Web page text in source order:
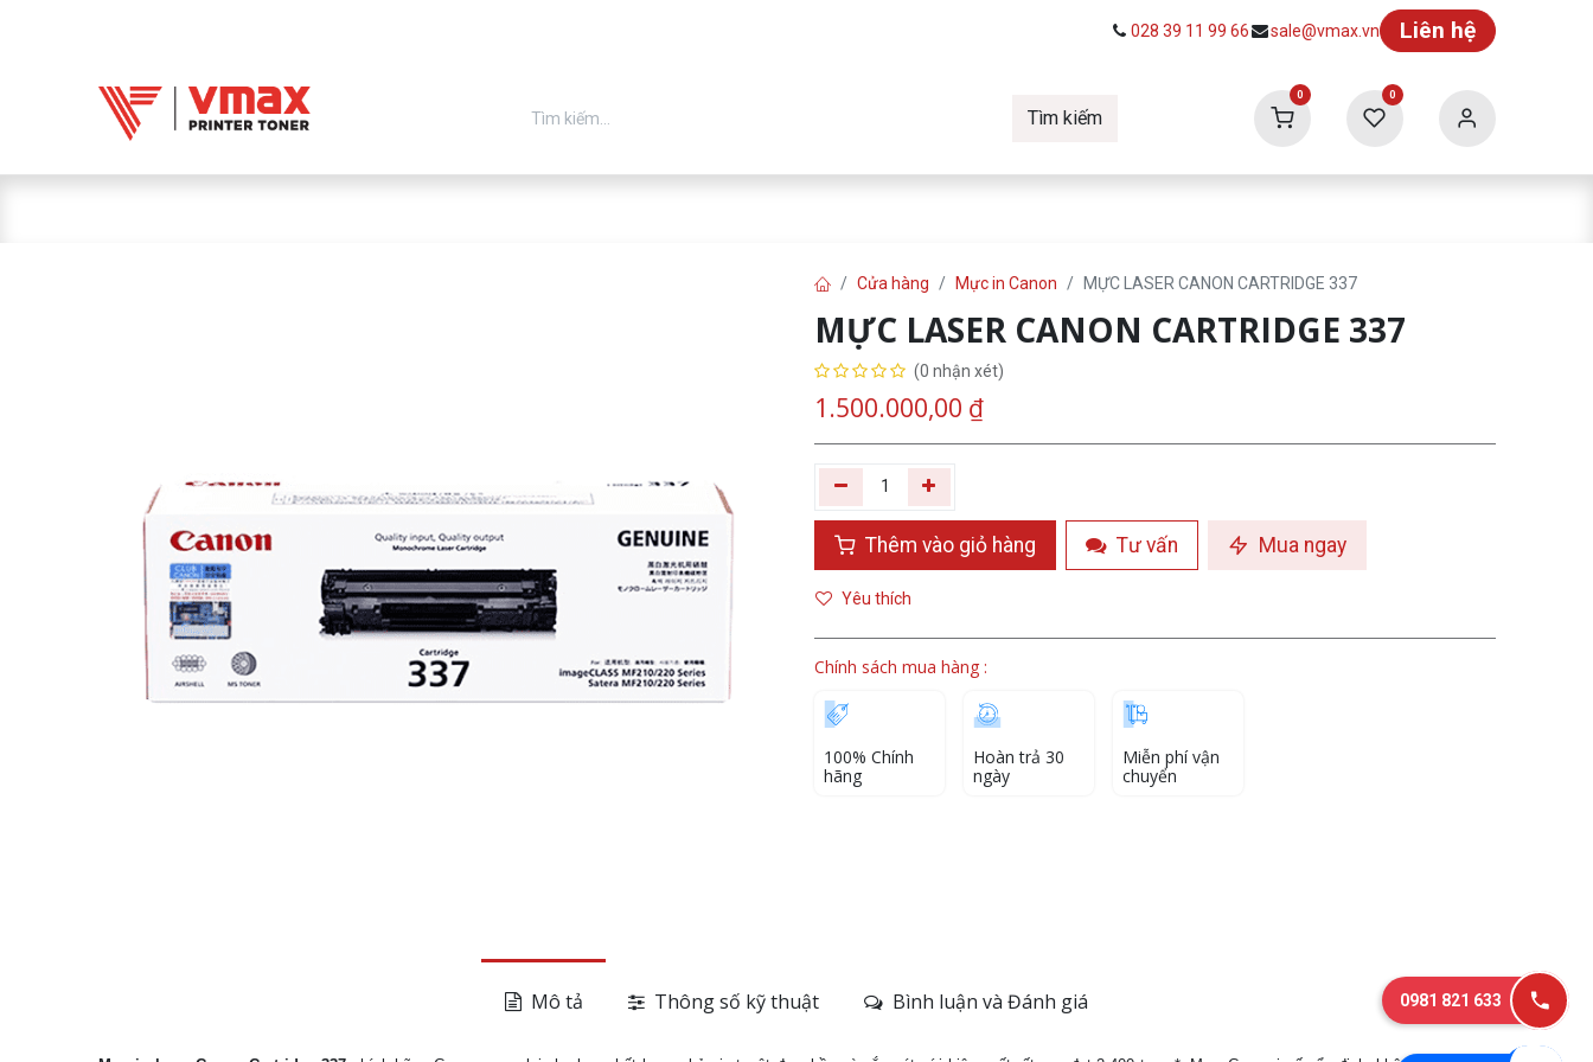
028 39 11 99 66 sale@vmax.vn Liên hệ
Tìm kiếm
0 0
Cửa hàng Mực in Canon MỰC LASER CANON CARTRIDGE 337
MỰC LASER CANON CARTRIDGE 337
(0 nhận xét)
1.500.000,00 ₫
Thêm vào giỏ hàng Tư vấn Mua ngay
Yêu thích
Chính sách mua hàng :
100% Chính
hãng
Hoàn trả 30
ngày
Miễn phí vận
chuyển
Mô tả Thông số kỹ thuật Bình luận và Đánh giá 0981 821 633